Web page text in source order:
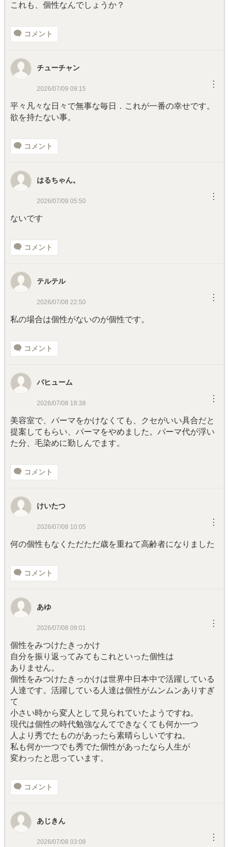
これも、個性なんでしょうか？
コメント
チューチャン
2026/07/09 09:15 ︙
平々凡々な日々で無事な毎日．これが一番の幸せです。
欲を持たない事。
コメント
はるちゃん。
2026/07/09 05:50 ︙
ないです
コメント
テルテル
2026/07/08 22:50 ︙
私の場合は個性がないのが個性です。
コメント
パヒューム
2026/07/08 18:38 ︙
美容室で、パーマをかけなくても、クセがいい具合だと
提案してもらい、パーマをやめました。パーマ代が浮い
た分、毛染めに勤しんでます。
コメント
けいたつ
2026/07/08 10:05 ︙
何の個性もなくただただ歳を重ねて高齢者になりました
コメント
あゆ
2026/07/08 09:01 ︙
個性をみつけたきっかけ
自分を振り返ってみてもこれといった個性は
ありません。
個性をみつけたきっかけは世界中日本中で活躍している
人達です。活躍している人達は個性がムンムンありすぎ
て
小さい時から変人として見られていたようですね。
現代は個性の時代勉強なんてできなくても何か一つ
人より秀でたものがあったら素晴らしいですね。
私も何か一つでも秀でた個性があったなら人生が
変わったと思っています。
コメント
あじきん
2026/07/08 03:08 ︙